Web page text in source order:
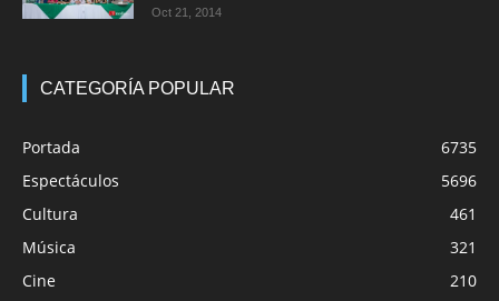
Oct 21, 2014
CATEGORÍA POPULAR
Portada
6735
Espectáculos
5696
Cultura
461
Música
321
Cine
210